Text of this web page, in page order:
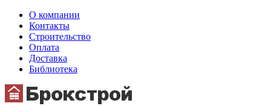
О компании
Контакты
Строительство
Оплата
Доставка
Библиотека